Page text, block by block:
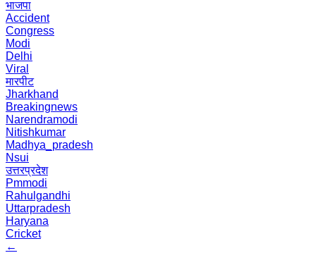
भाजपा
Accident
Congress
Modi
Delhi
Viral
मारपीट
Jharkhand
Breakingnews
Narendramodi
Nitishkumar
Madhya_pradesh
Nsui
उत्तरप्रदेश
Pmmodi
Rahulgandhi
Uttarpradesh
Haryana
Cricket
←